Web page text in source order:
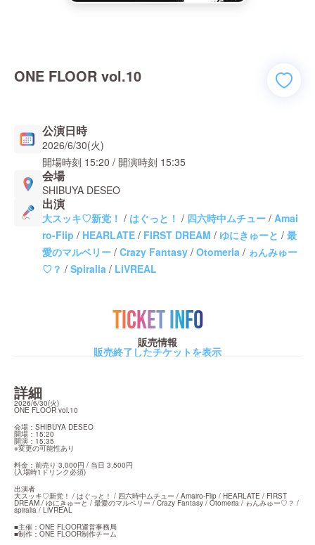
ONE FLOOR vol.10
公演日時
2026/6/30(火)
開場時刻 15:20 / 開演時刻 15:35
会場
SHIBUYA DESEO
出演
大スッキ♡新党！ / はぐっと！ / 四六時中ムチュー / Amai
ro-Flip / HEARLATE / FIRST DREAM / ゆにきゅーと / 最
愛のマルベリー / Crazy Fantasy / Otomeria / ゎんみゅー
♡？ / Spiralia / LiVREAL
TICKET INFO
販売情報
販売終了したチケットを表示
詳細
2026/6/30(火)
ONE FLOOR vol.10
会場：SHIBUYA DESEO
開場：15:20
開演：15:35
※変更の可能性あり
料金：前売り 3,000円 / 当日 3,500円
(入場時1ドリンク必須)
出演者
大スッキ♡新党！ / はぐっと！ / 四六時中ムチュー / Amairo-Flip / HEARLATE / FIRST
DREAM / ゆにきゅーと / 最愛のマルベリー / Crazy Fantasy / Otomeria / ゎんみゅー♡？ /
spiralia / LiVREAL
■主催：ONE FLOOR運営事務局
■制作：ONE FLOOR制作チーム